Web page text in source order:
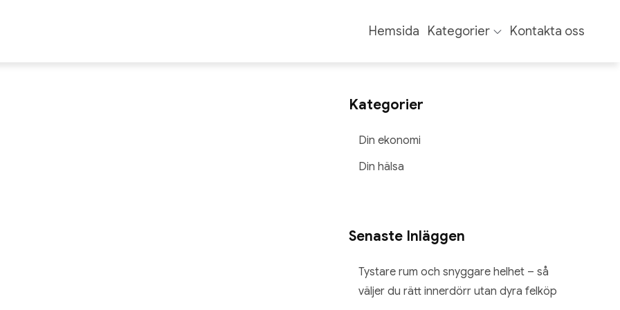
Hemsida Kategorier Kontakta oss
Kategorier
Din ekonomi
Din hälsa
Senaste Inläggen
Tystare rum och snyggare helhet – så
väljer du rätt innerdörr utan dyra felköp